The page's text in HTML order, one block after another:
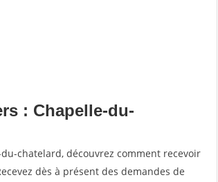
: Chapelle-du-
chatelard, découvrez comment recevoir
dès à présent des demandes de